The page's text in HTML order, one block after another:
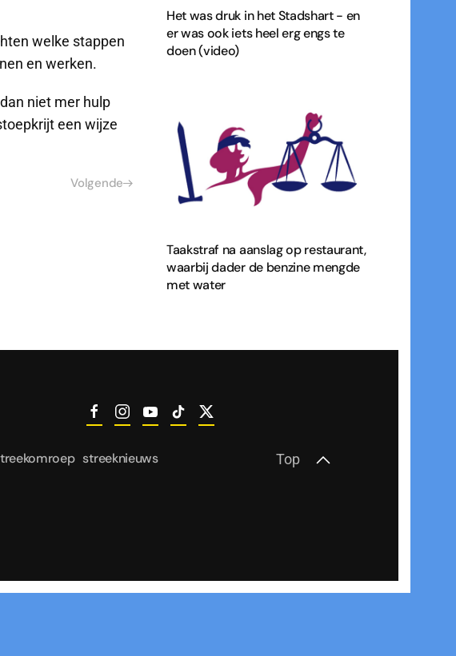
welke stappen
en werken.
niet mer hulp
een wijze
Volgende
Het was druk in het Stadshart - en
er was ook iets heel erg engs te
doen (video)
Taakstraf na aanslag op restaurant,
waarbij dader de benzine mengde
met water
streeknieuws Top